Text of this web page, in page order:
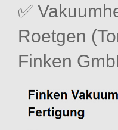
✅
Roetgen
Finken